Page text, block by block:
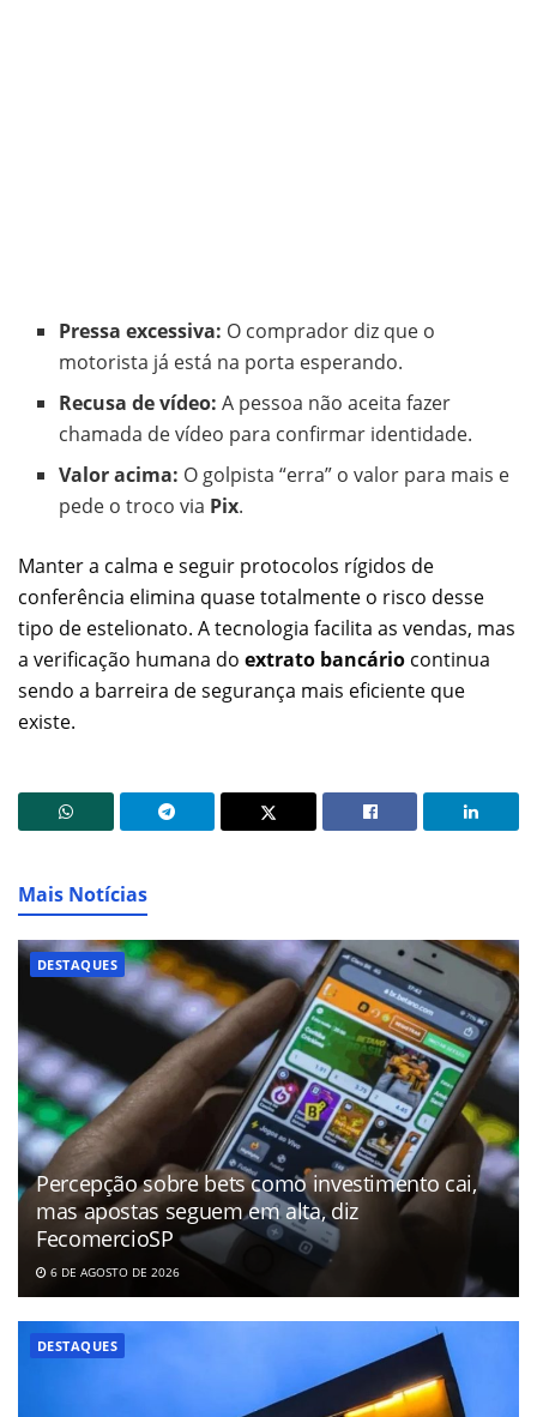
Pressa excessiva: O comprador diz que o
motorista já está na porta esperando.
Recusa de vídeo: A pessoa não aceita fazer
chamada de vídeo para confirmar identidade.
Valor acima: O golpista “erra” o valor para mais e
pede o troco via Pix.
Manter a calma e seguir protocolos rígidos de
conferência elimina quase totalmente o risco desse
tipo de estelionato. A tecnologia facilita as vendas, mas
a verificação humana do extrato bancário continua
sendo a barreira de segurança mais eficiente que
existe.
Mais Notícias
DESTAQUES
Percepção sobre bets como investimento cai,
mas apostas seguem em alta, diz
FecomercioSP
6 DE AGOSTO DE 2026
DESTAQUES